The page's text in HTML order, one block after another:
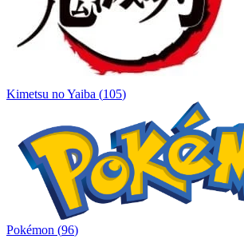
Kimetsu no Yaiba (105)
Pokémon (96)